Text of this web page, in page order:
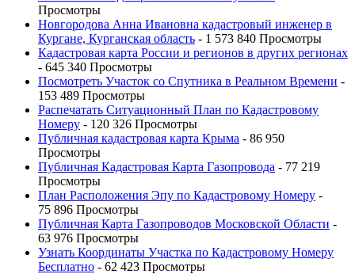
Просмотры
Новгородова Анна Ивановна кадастровый инженер в
Кургане, Курганская область - 1 573 840 Просмотры
Кадастровая карта России и регионов в других регионах
- 645 340 Просмотры
Посмотреть Участок со Спутника в Реальном Времени -
153 489 Просмотры
Распечатать Ситуационный План по Кадастровому
Номеру - 120 326 Просмотры
Публичная кадастровая карта Крыма - 86 950
Просмотры
Публичная Кадастровая Карта Газопровода - 77 219
Просмотры
План Расположения Эпу по Кадастровому Номеру -
75 896 Просмотры
Публичная Карта Газопроводов Московской Области -
63 976 Просмотры
Узнать Координаты Участка по Кадастровому Номеру
Бесплатно - 62 423 Просмотры